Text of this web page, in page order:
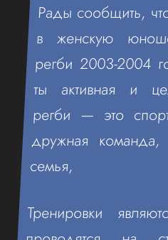
Рады сообщить,
в женскую
регби 2003-2004
ты активная и
регби — это
дружная
семья,
Тренировки